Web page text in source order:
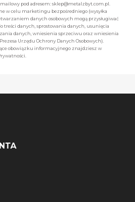
pod adresem: sklep@metalzbyt.com.pl.
w celu marketingu bezpośredniego (wysyłka
danych osobowych mogą przysługiwać
treści danych, sprostowania danych, usunięcia
danych, wniesienia sprzeciwu oraz wniesienia
Urzędu Ochrony Danych Osobowych).
obowiązku informacyjnego znajdziesz w